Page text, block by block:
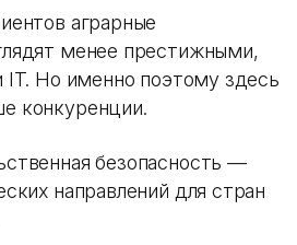
аграрные
менее престижными,
IT. Но именно поэтому здесь
конкуренции.
безопасность —
направлений для стран